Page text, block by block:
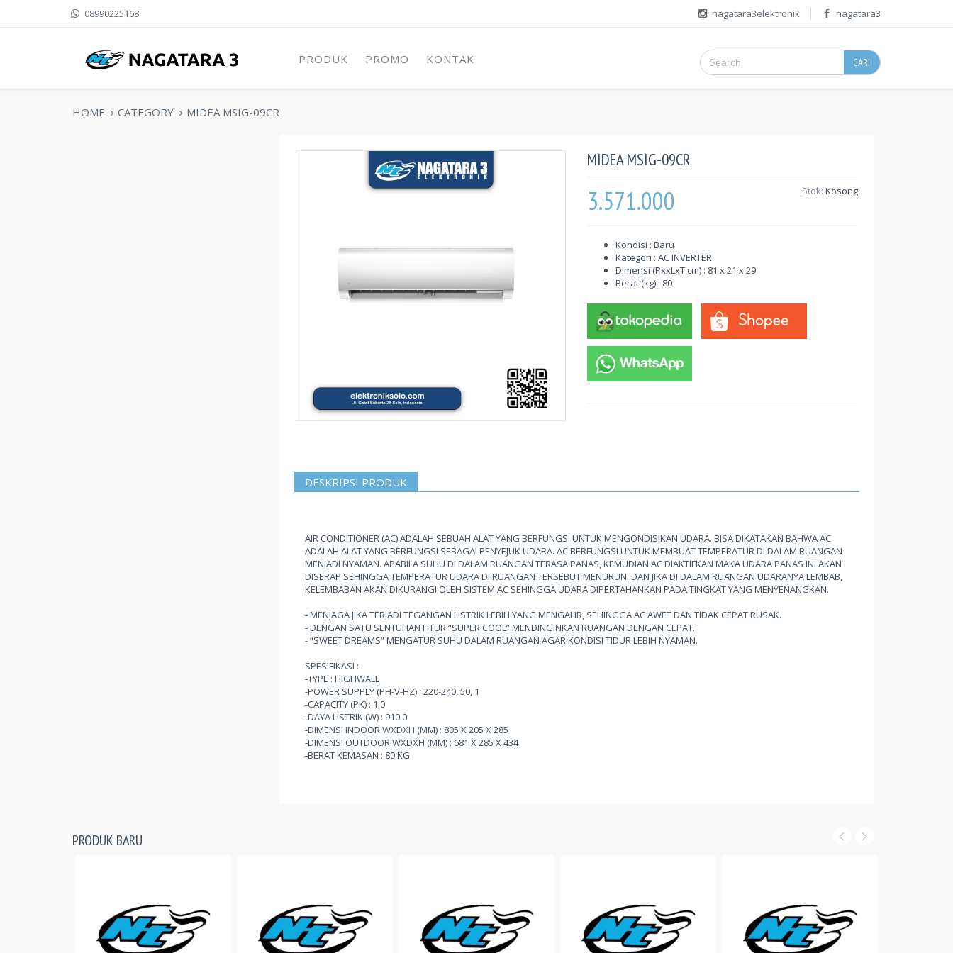
08990225168 nagatara3elektronik nagatara3
PRODUK PROMO KONTAK CARI
HOME CATEGORY MIDEA MSIG-09CR
MIDEA MSIG-09CR
3.571.000 Stok: Kosong
Kondisi : Baru
Kategori : AC INVERTER
Dimensi (PxxLxT cm) : 81 x 21 x 29
Berat (kg) : 80
DESKRIPSI PRODUK
AIR CONDITIONER (AC) ADALAH SEBUAH ALAT YANG BERFUNGSI UNTUK MENGONDISIKAN UDARA. BISA DIKATAKAN BAHWA AC
ADALAH ALAT YANG BERFUNGSI SEBAGAI PENYEJUK UDARA. AC BERFUNGSI UNTUK MEMBUAT TEMPERATUR DI DALAM RUANGAN
MENJADI NYAMAN. APABILA SUHU DI DALAM RUANGAN TERASA PANAS, KEMUDIAN AC DIAKTIFKAN MAKA UDARA PANAS INI AKAN
DISERAP SEHINGGA TEMPERATUR UDARA DI RUANGAN TERSEBUT MENURUN. DAN JIKA DI DALAM RUANGAN UDARANYA LEMBAB,
KELEMBABAN AKAN DIKURANGI OLEH SISTEM AC SEHINGGA UDARA DIPERTAHANKAN PADA TINGKAT YANG MENYENANGKAN.
- MENJAGA JIKA TERJADI TEGANGAN LISTRIK LEBIH YANG MENGALIR, SEHINGGA AC AWET DAN TIDAK CEPAT RUSAK.
- DENGAN SATU SENTUHAN FITUR “SUPER COOL” MENDINGINKAN RUANGAN DENGAN CEPAT.
- “SWEET DREAMS” MENGATUR SUHU DALAM RUANGAN AGAR KONDISI TIDUR LEBIH NYAMAN.
SPESIFIKASI :
-TYPE : HIGHWALL
-POWER SUPPLY (PH-V-HZ) : 220-240, 50, 1
-CAPACITY (PK) : 1.0
-DAYA LISTRIK (W) : 910.0
-DIMENSI INDOOR WXDXH (MM) : 805 X 205 X 285
-DIMENSI OUTDOOR WXDXH (MM) : 681 X 285 X 434
-BERAT KEMASAN : 80 KG
PRODUK BARU